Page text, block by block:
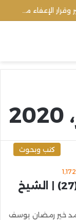
كتب وبحوث
1٬172
تراثنا الإسلامي.. عطاء ووفاء (27) | الشيخ
(27) الشيخ محمد خير رمضان يوسف